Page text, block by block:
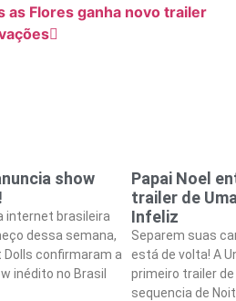
as Flores ganha novo trailer
show
internet brasileira
dessa semana,
confirmaram a
inédito no Brasil
Papai Noel
trailer de
Infeliz
Separem suas
está de volta! A
primeiro trailer
sequencia de